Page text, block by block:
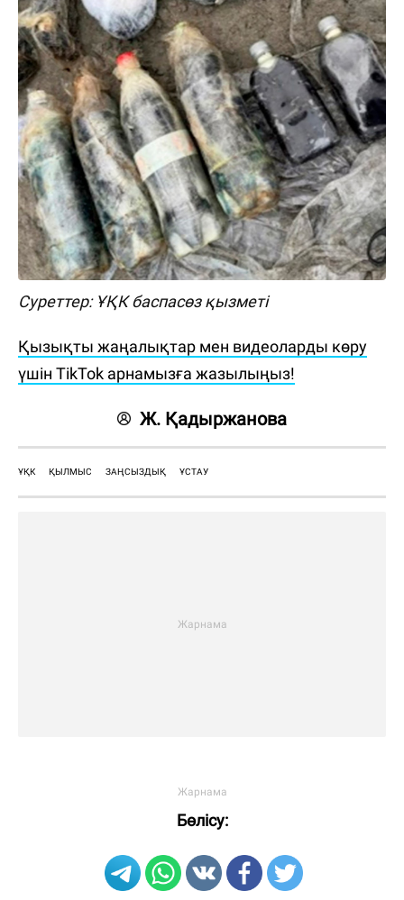
Суреттер: ҰҚК баспасөз қызметі
Қызықты жаңалықтар мен видеоларды көру
үшін TikTok арнамызға жазылыңыз!
Ж. Қадыржанова
ҰҚК ҚЫЛМЫС ЗАҢСЫЗДЫҚ ҰСТАУ
Бөлісу: